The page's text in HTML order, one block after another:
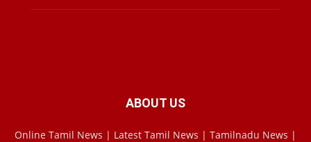
ABOUT US
Online Tamil News | Latest Tamil News | Tamilnadu News |